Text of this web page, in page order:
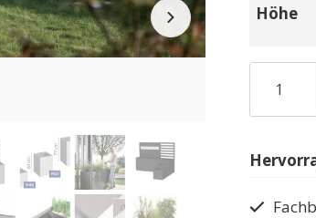
Höhe
Biohort
Premium
aus
Metall